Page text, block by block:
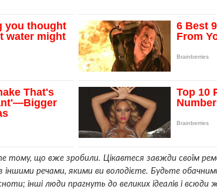
тому, що вже зробили. Цікавтеся завжди своїм
іншими речами, якими ви володієте. Будьте
інші люди прагнуть до великих ідеалів і всюди